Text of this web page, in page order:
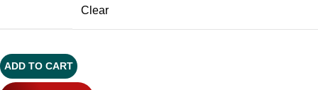
Clear
ADD TO CART